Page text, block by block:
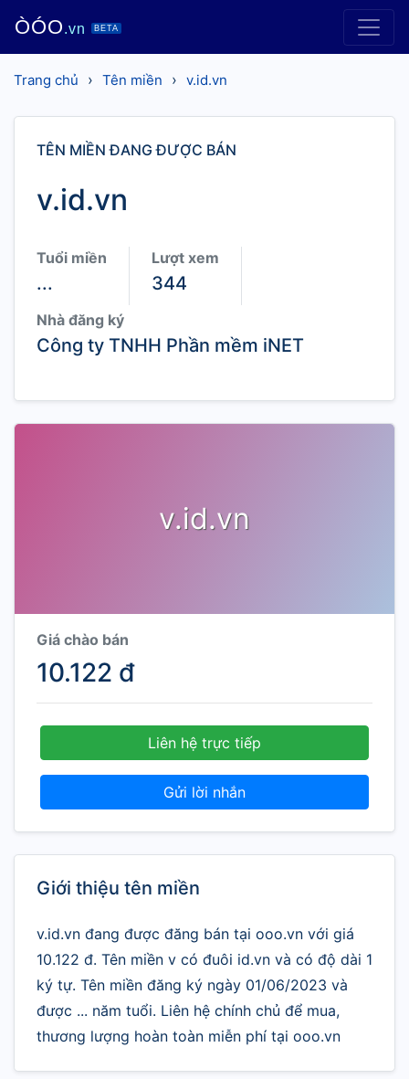
ÒÓO.vn BETA
Trang chủ › Tên miền › v.id.vn
TÊN MIỀN ĐANG ĐƯỢC BÁN
v.id.vn
Tuổi miền
...
Lượt xem
344
Nhà đăng ký
Công ty TNHH Phần mềm iNET
v.id.vn
Giá chào bán
10.122 đ
Liên hệ trực tiếp
Gửi lời nhắn
Giới thiệu tên miền
v.id.vn đang được đăng bán tại ooo.vn với giá
10.122 đ. Tên miền v có đuôi id.vn và có độ dài 1
ký tự. Tên miền đăng ký ngày 01/06/2023 và
được ... năm tuổi. Liên hệ chính chủ để mua,
thương lượng hoàn toàn miễn phí tại ooo.vn